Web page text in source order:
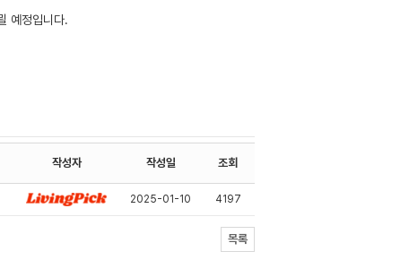
예정입니다.
작성자 작성일 조회
2025-01-10 4197
목록